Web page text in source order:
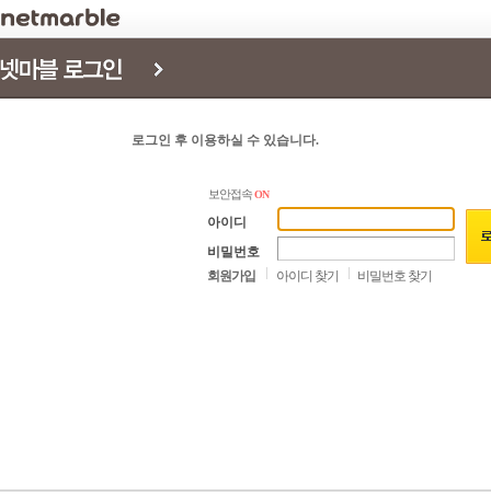
로그인 후 이용하실 수 있습니다.
아이디
비밀번호
보안접속ON
회원가입 아이디 찾기 비밀번호 찾기